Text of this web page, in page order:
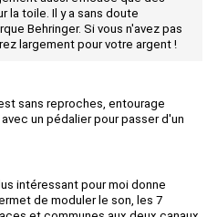
la toile. Il y a sans doute
Behringer. Si vous n'avez pas
largement pour votre argent !
sans reproches, entourage
un pédalier pour passer d'un
intéressant pour moi donne
de moduler le son, les 7